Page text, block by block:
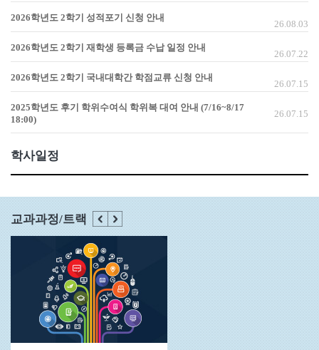
2026학년도 2학기 성적포기 신청 안내
26.08.03
2026학년도 2학기 재학생 등록금 수납 일정 안내
26.07.22
2026학년도 2학기 국내대학간 학점교류 신청 안내
26.07.15
2025학년도 후기 학위수여식 학위복 대여 안내 (7/16~8/17
18:00)
26.07.15
학사일정
교과과정/트랙